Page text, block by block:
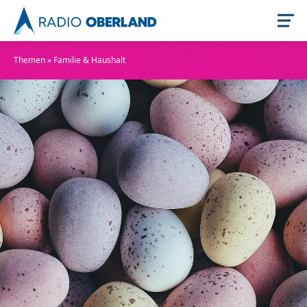
Newsreader
Stellenangebote
Themen» Familie & Haushalt